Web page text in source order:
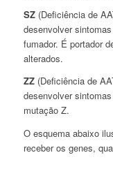
SZ (Deficiência de
desenvolver
fumador. É portador
alterados.
ZZ(Deficiência de
desenvolver
mutação Z.
O esquema abaixo
receber os genes,